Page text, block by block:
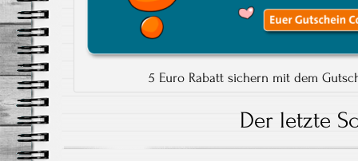
5 Euro Rabatt sichern mit dem
Der letzte